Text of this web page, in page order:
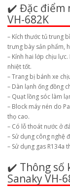
✔️ Đặc điểm
VH-682K
– Kích thước tủ trung
trưng bày sản phẩm,
– Kính hai lớp chịu
nhiệt tốt.
– Trang bị bánh xe
– Dàn lạnh ống đồng
– Quạt lồng sóc làm
– Block máy nén do
thọ cao.
– Có lỗ thoát nước ở
– Sử dụng công nghệ
– Sử dụng gas R134a
✔️ Thông số
Sanaky VH-